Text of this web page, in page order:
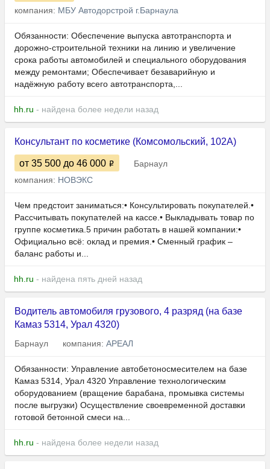
компания: МБУ Автодорстрой г.Барнаула
Обязанности: Обеспечение выпуска автотранспорта и
дорожно-строительной техники на линию и увеличение
срока работы автомобилей и специального оборудования
между ремонтами; Обеспечивает безаварийную и
надёжную работу всего автотранспорта,...
hh.ru - найдена более недели назад
Консультант по косметике (Комсомольский, 102А)
от 35 500 до 46 000
Барнаул
компания: НОВЭКС
Чем предстоит заниматься:• Консультировать покупателей.•
Рассчитывать покупателей на кассе.• Выкладывать товар по
группе косметика.5 причин работать в нашей компании:•
Официально всё: оклад и премия.• Сменный график –
баланс работы и...
hh.ru - найдена пять дней назад
Водитель автомобиля грузового, 4 разряд (на базе
Камаз 5314, Урал 4320)
Барнаул компания: АРЕАЛ
Обязанности: Управление автобетоносмесителем на базе
Камаз 5314, Урал 4320 Управление технологическим
оборудованием (вращение барабана, промывка системы
после выгрузки) Осуществление своевременной доставки
готовой бетонной смеси на...
hh.ru - найдена более недели назад